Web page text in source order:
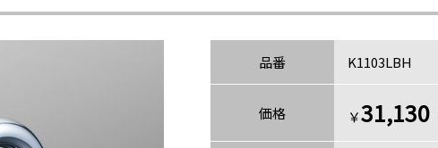
品番 K1103LBH
価格 ￥31,130